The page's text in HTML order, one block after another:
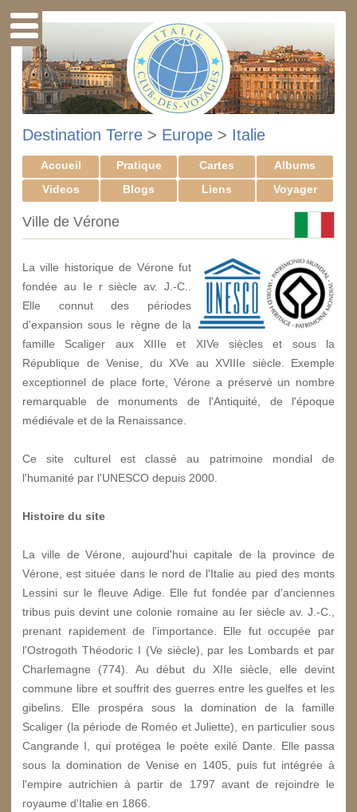
Destination Terre > Europe > Italie
Accueil Pratique Cartes
Albums
Videos
Blogs Liens Voyager
Ville de Vérone
La ville historique de Vérone fut
fondée au Ie rsiècle av. J.-C..
Elle connut des périodes
d'expansion sous le règne de la
famille Scaliger aux XIIIe et XIVe siècles et sous la
République de Venise, du XVe au XVIIIe siècle. Exemple
exceptionnel de place forte, Vérone a préservé un nombre
remarquable de monuments de l'Antiquité, de l'époque
médiévale et de la Renaissance.
Ce site culturel est classé au patrimoine mondial de
l'humanité par l'UNESCO depuis 2000.
Histoire du site
La ville de Vérone, aujourd'hui capitale de la province de
Vérone, est située dans le nord de l'Italie au pied des monts
Lessini sur le fleuve Adige. Elle fut fondée par d'anciennes
tribus puis devint une colonie romaine au Ier siècle av. J.-C.,
prenant rapidement de l'importance. Elle fut occupée par
l'Ostrogoth Théodoric I (Ve siècle), par les Lombards et par
Charlemagne (774). Au début du XIIe siècle, elle devint
commune libre et souffrit des guerres entre les guelfes et les
gibelins. Elle prospéra sous la domination de la famille
Scaliger (la période de Roméo et Juliette), en particulier sous
Cangrande I, qui protégea le poète exilé Dante. Elle passa
sous la domination de Venise en 1405, puis fut intégrée à
l'empire autrichien à partir de 1797 avant de rejoindre le
royaume d'Italie en 1866.